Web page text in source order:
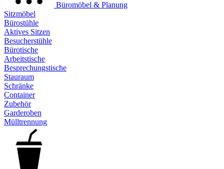
Büromöbel & Planung
Sitzmöbel
Bürostühle
Aktives Sitzen
Besucherstühle
Bürotische
Arbeitstische
Besprechungstische
Stauraum
Schränke
Container
Zubehör
Garderoben
Mülltrennung